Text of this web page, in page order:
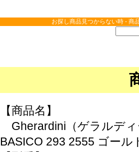
お探し商品見つからない時 - 商
【商品名】
Gherardini（ゲラルデ
BASICO 293 2555 ゴール